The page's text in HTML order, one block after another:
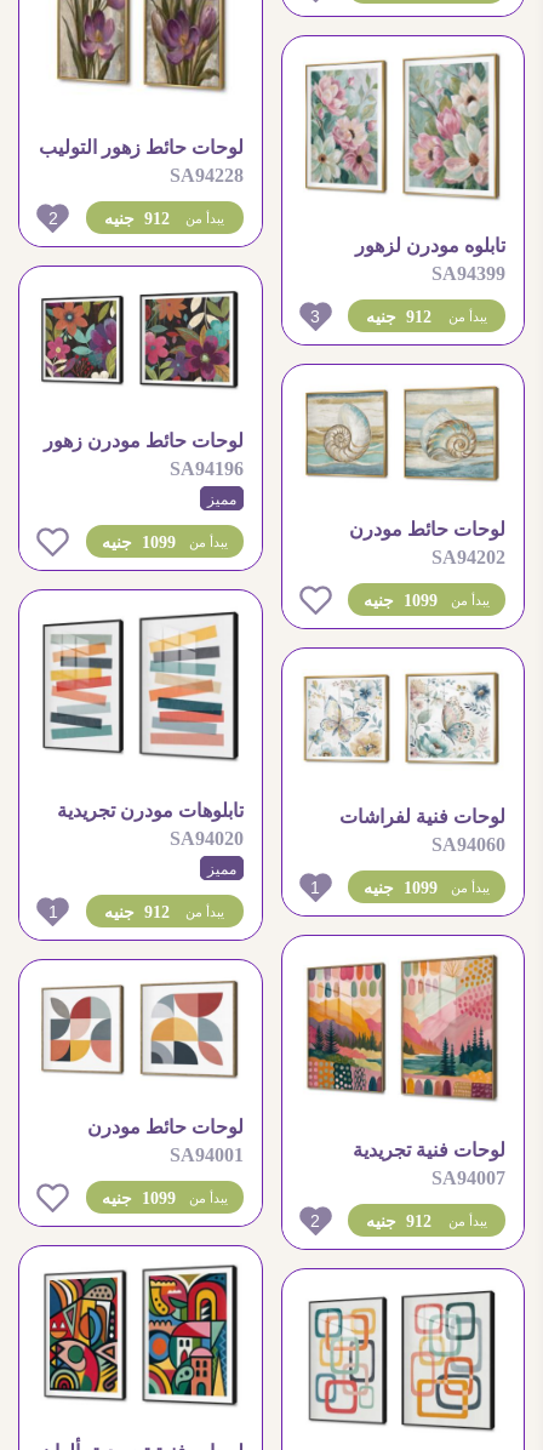
تابلوه مودرن لزهور
الماجنوليا بألوان الباستيل
الهادئة
SA94399
912 جنيه يبدأ من 3
لوحات حائط زهور التوليب
البنفسجية للديكور الأنيق
SA94228
912 جنيه يبدأ من 2
لوحات حائط مودرن
لصدف البحر بألوان هادئة
SA94202
1099 جنيه يبدأ من
لوحات حائط مودرن زهور
ملونة بخلفية داكنة
SA94196
مميز
1099 جنيه يبدأ من
لوحات فنية لفراشات
وزهور بألوان مائية هادئة
SA94060
1099 جنيه يبدأ من 1
تابلوهات مودرن تجريدية
من شرائط ملونة متداخلة
SA94020
مميز
912 جنيه يبدأ من 1
لوحات فنية تجريدية
لمنظر طبيعي بألوان
مبهجة
SA94007
912 جنيه يبدأ من 2
لوحات حائط مودرن
بأشكال هندسية لديكور
منزلك
SA94001
1099 جنيه يبدأ من